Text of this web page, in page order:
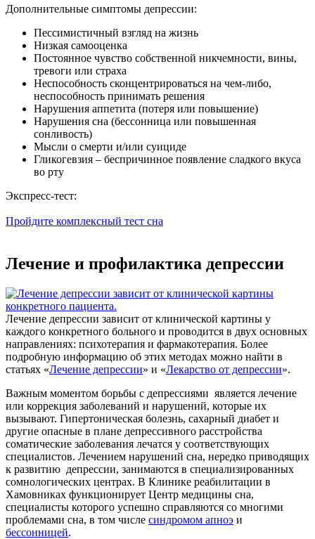
Дополнительные симптомы депрессии:
Пессимистичный взгляд на жизнь
Низкая самооценка
Постоянное чувство собственной никчемности, вины,
тревоги или страха
Неспособность сконцентрироваться на чем-либо,
неспособность принимать решения
Нарушения аппетита (потеря или повышение)
Нарушения сна (бессонница или повышенная
сонливость)
Мысли о смерти и/или суициде
Гликогевзия – беспричинное появление сладкого вкуса
во рту
Экспресс-тест:
Пройдите комплексный тест сна
Лечение и профилактика депрессии
Лечение депрессии зависит от клинической картины у
каждого конкретного больного и проводится в двух основных
направлениях: психотерапия и фармакотерапия. Более
подробную информацию об этих методах можно найти в
статьях «Лечение депрессии» и «Лекарство от депрессии».
Важным моментом борьбы с депрессиями является лечение
или коррекция заболеваний и нарушений, которые их
вызывают. Гипертоническая болезнь, сахарный диабет и
другие опасные в плане депрессивного расстройства
соматические заболевания лечатся у соответствующих
специалистов. Лечением нарушений сна, нередко приводящих
к развитию депрессии, занимаются в специализированных
сомнологических центрах. В Клинике реабилитации в
Хамовниках функционирует Центр медицины сна,
специалисты которого успешно справляются со многими
проблемами сна, в том числе синдромом апноэ и
бессонницей.